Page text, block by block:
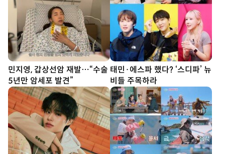
민지영, 갑상선암 재발…“수술
5년만 암세포 발견”
태민·에스파 했다? ‘스디파’ 뉴
비들 주목하라